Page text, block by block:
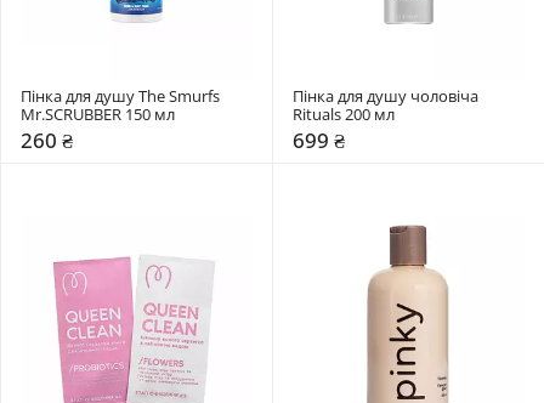
Пінка для душу The Smurfs
Mr.SCRUBBER 150 мл
260 ₴
Пінка для душу чоловіча
Rituals 200 мл
699 ₴